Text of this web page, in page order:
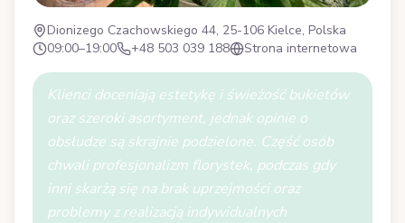
Dionizego Czachowskiego 44, 25-106 Kielce, Polska
09:00–19:00
+48 503 039 188 Strona internetowa
Klienci doceniają estetykę i świeżość bukietów
oraz szeroki asortyment, jednak opinie o
obsłudze są skrajnie podzielone. Część osób
chwali profesjonalizm florystek, podczas gdy
inni skarżą się na brak uprzejmości oraz
problemy z realizacją indywidualnych